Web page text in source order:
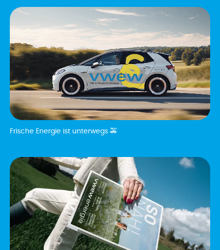
Frische Energie ist unterwegs 🚕